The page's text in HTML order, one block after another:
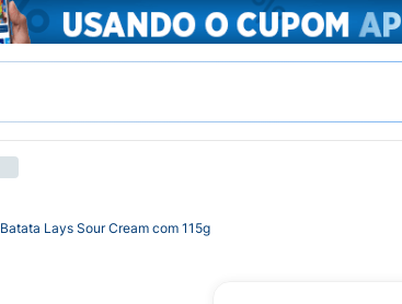
Batata Lays Sour Cream com 115g